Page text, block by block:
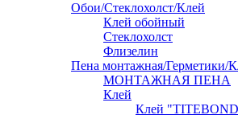
Обои/Стеклохолст/Клей
Клей обойный
Стеклохолст
Флизелин
Пена монтажная/Герметики/
МОНТАЖНАЯ ПЕНА
Клей
Клей